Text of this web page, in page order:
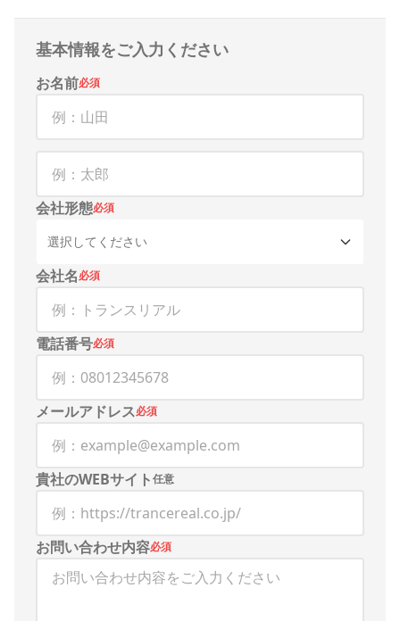
基本情報をご入力ください
お名前必須
会社形態必須
選択してください
会社名必須
電話番号必須
メールアドレス必須
貴社のWEBサイト任意
お問い合わせ内容必須